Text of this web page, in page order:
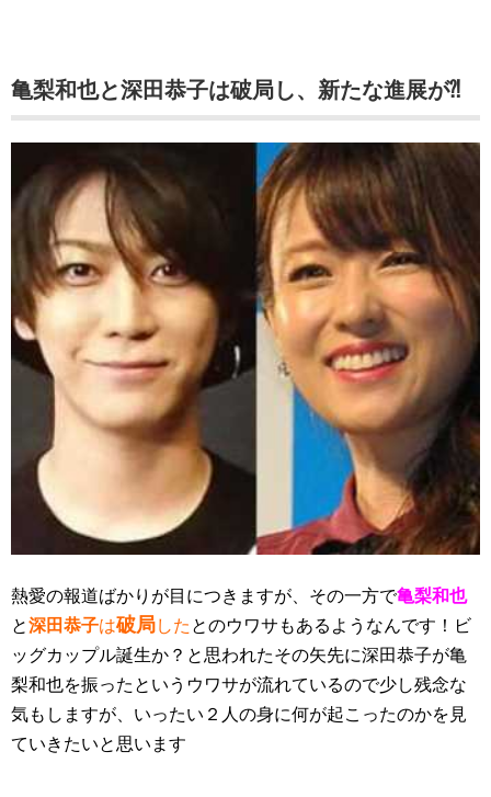
亀梨和也と深田恭子は破局し、新たな進展が⁈
熱愛の報道ばかりが目につきますが、その一方で亀梨和也
と深田恭子は破局した とのウワサもあるようなんです！ビ
ッグカップル誕生か？と思われたその矢先に深田恭子が亀
梨和也を振ったというウワサが流れているので少し残念な
気もしますが、いったい２人の身に何が起こったのかを見
ていきたいと思います